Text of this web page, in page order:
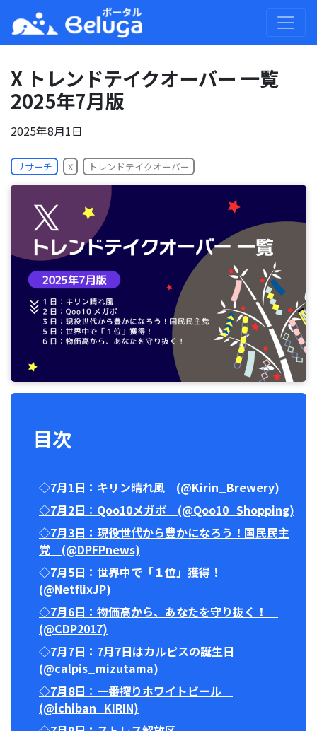
X トレンドテイクオーバー 一覧
2025年7月版
2025年8月1日
X トレンドテイクオーバー
目次
◇7月1日：キリン晴れ風 (@Kirin_Brewery)
◇7月2日：Qoo10メガポ (@Qoo10_Shopping)
◇7月3日：現役世代から豊かになろう！国民民主
党 (@DPFPnews)
◇7月5日：世界中で「１位」獲得！
(@NetflixJP)
◇7月6日：物価高から、あなたを守り抜く！
(@CDP2017)
◇7月7日：7月7日はカルピスの誕生日
(@calpis_mizutama)
◇7月8日：一番搾りホワイトビール
(@ichiban_KIRIN)